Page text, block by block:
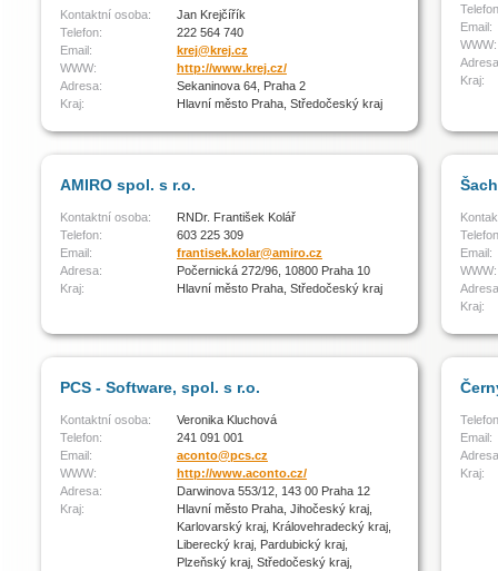
Kontaktní osoba:
Jan Krejčířík
Telefon:
222 564 740
Email:
krej@krej.cz
WWW:
http://www.krej.cz/
Adresa:
Sekaninova 64, Praha 2
Kraj:
Hlavní město Praha, Středočeský kraj
Email:
WWW:
Kraj:
AMIRO spol. s r.o.
Kontaktní osoba:
RNDr. František Kolář
Telefon:
603 225 309
Email:
frantisek.kolar@amiro.cz
Adresa:
Počernická 272/96, 10800 Praha 10
Kraj:
Hlavní město Praha, Středočeský kraj
Email:
WWW:
Kraj:
PCS - Software, spol. s r.o.
Kontaktní osoba:
Veronika Kluchová
Telefon:
241 091 001
Email:
aconto@pcs.cz
WWW:
http://www.aconto.cz/
Adresa:
Darwinova 553/12, 143 00 Praha 12
Kraj:
Hlavní město Praha, Jihočeský kraj,
Karlovarský kraj, Královehradecký kraj,
Liberecký kraj, Pardubický kraj,
Plzeňský kraj, Středočeský kraj,
Email:
Kraj: